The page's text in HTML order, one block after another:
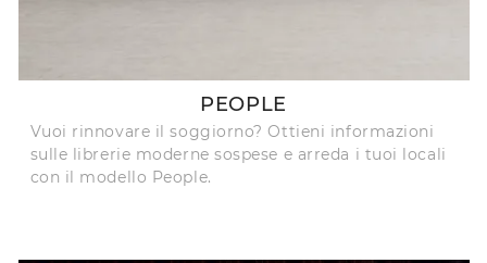
PEOPLE
Vuoi rinnovare il soggiorno? Ottieni informazioni
sulle librerie moderne sospese e arreda i tuoi locali
con il modello People.